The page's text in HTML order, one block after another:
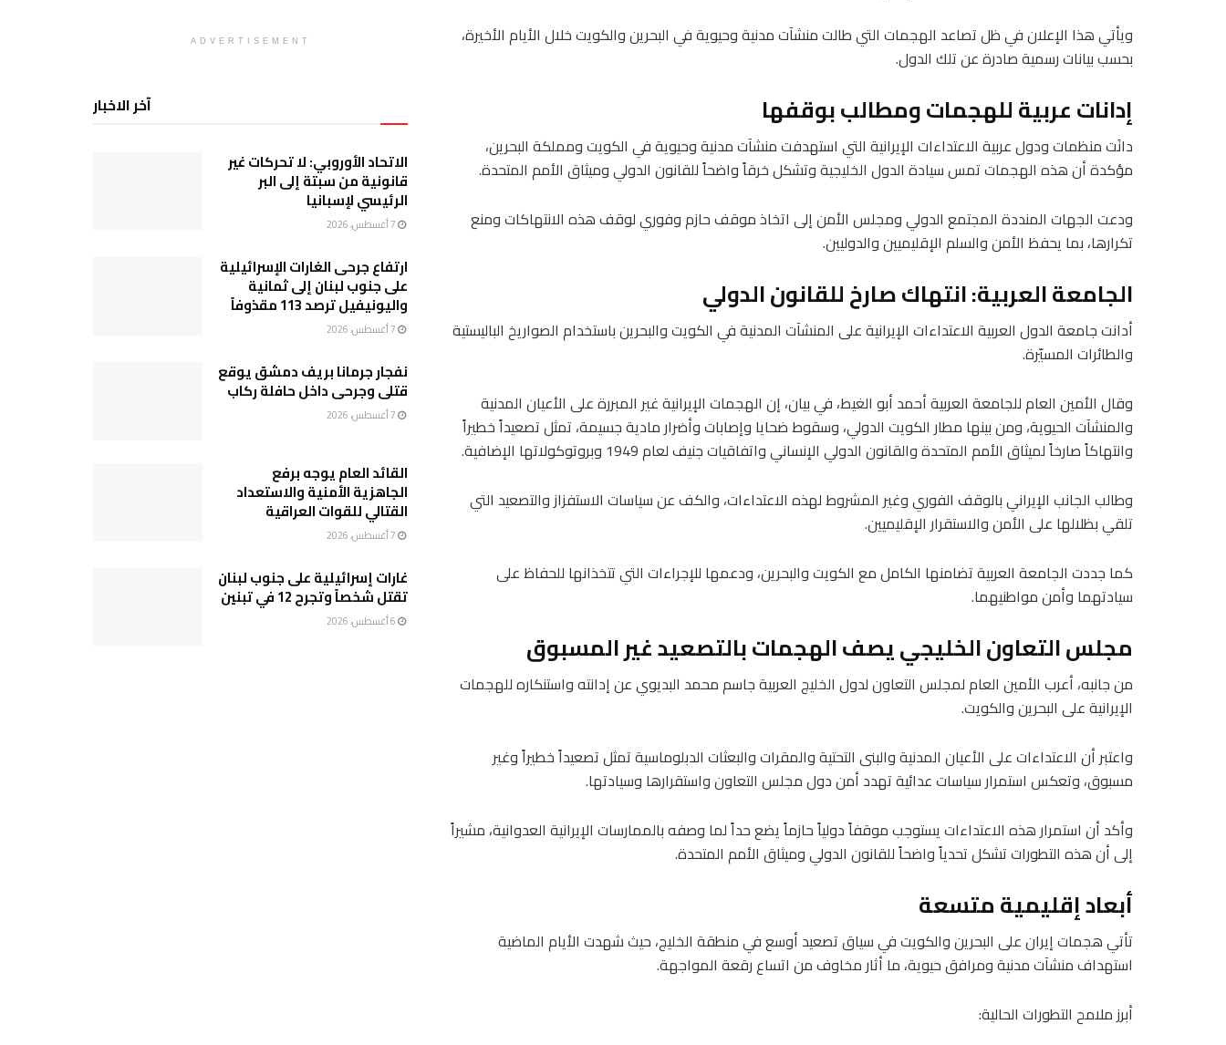
ويأتي هذا الإعلان في ظل تصاعد الهجمات التي طالت منشآت مدنية وحيوية في البحرين والكويت خلال الأيام الأخيرة،
بحسب بيانات رسمية صادرة عن تلك الدول.
إدانات عربية للهجمات ومطالب بوقفها
دانَت منظمات ودول عربية الاعتداءات الإيرانية التي استهدفت منشآت مدنية وحيوية في الكويت ومملكة البحرين،
مؤكدة أن هذه الهجمات تمس سيادة الدول الخليجية وتشكل خرقاً واضحاً للقانون الدولي وميثاق الأمم المتحدة.
ودعت الجهات المنددة المجتمع الدولي ومجلس الأمن إلى اتخاذ موقف حازم وفوري لوقف هذه الانتهاكات ومنع
تكرارها، بما يحفظ الأمن والسلم الإقليميين والدوليين.
الجامعة العربية: انتهاك صارخ للقانون الدولي
أدانت جامعة الدول العربية الاعتداءات الإيرانية على المنشآت المدنية في الكويت والبحرين باستخدام الصواريخ الباليستية
والطائرات المسيّرة.
وقال الأمين العام للجامعة العربية أحمد أبو الغيط، في بيان، إن الهجمات الإيرانية غير المبررة على الأعيان المدنية
والمنشآت الحيوية، ومن بينها مطار الكويت الدولي، وسقوط ضحايا وإصابات وأضرار مادية جسيمة، تمثل تصعيداً خطيراً
وانتهاكاً صارخاً لميثاق الأمم المتحدة والقانون الدولي الإنساني واتفاقيات جنيف لعام 1949 وبروتوكولاتها الإضافية.
وطالب الجانب الإيراني بالوقف الفوري وغير المشروط لهذه الاعتداءات، والكف عن سياسات الاستفزاز والتصعيد التي
تلقي بظلالها على الأمن والاستقرار الإقليميين.
كما جددت الجامعة العربية تضامنها الكامل مع الكويت والبحرين، ودعمها للإجراءات التي تتخذانها للحفاظ على
سيادتهما وأمن مواطنيهما.
مجلس التعاون الخليجي يصف الهجمات بالتصعيد غير المسبوق
من جانبه، أعرب الأمين العام لمجلس التعاون لدول الخليج العربية جاسم محمد البديوي عن إدانته واستنكاره للهجمات
الإيرانية على البحرين والكويت.
واعتبر أن الاعتداءات على الأعيان المدنية والبنى التحتية والمقرات والبعثات الدبلوماسية تمثل تصعيداً خطيراً وغير
مسبوق، وتعكس استمرار سياسات عدائية تهدد أمن دول مجلس التعاون واستقرارها وسيادتها.
وأكد أن استمرار هذه الاعتداءات يستوجب موقفاً دولياً حازماً يضع حداً لما وصفه بالممارسات الإيرانية العدوانية، مشيراً
إلى أن هذه التطورات تشكل تحدياً واضحاً للقانون الدولي وميثاق الأمم المتحدة.
أبعاد إقليمية متسعة
تأتي هجمات إيران على البحرين والكويت في سياق تصعيد أوسع في منطقة الخليج، حيث شهدت الأيام الماضية
استهداف منشآت مدنية ومرافق حيوية، ما أثار مخاوف من اتساع رقعة المواجهة.
أبرز ملامح التطورات الحالية:
ADVERTISEMENT
آخر الاخبار
الاتحاد الأوروبي: لا تحركات غير
قانونية من سبتة إلى البر
الرئيسي لإسبانيا
ارتفاع جرحى الغارات الإسرائيلية
على جنوب لبنان إلى ثمانية
واليونيفيل ترصد 113 مقذوفاً
نفجار جرمانا بريف دمشق يوقع
قتلى وجرحى داخل حافلة ركاب
القائد العام يوجه برفع
الجاهزية الأمنية والاستعداد
القتالي للقوات العراقية
غارات إسرائيلية على جنوب لبنان
تقتل شخصاً وتجرح 12 في تبنين